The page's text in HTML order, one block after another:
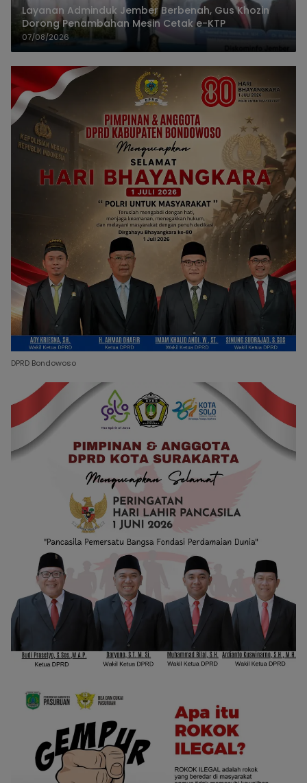
Layanan Adminduk Jember Berbenah, Gus Khozin
Dorong Penambahan Mesin Cetak e-KTP
07/08/2026
DPRD Bondowoso